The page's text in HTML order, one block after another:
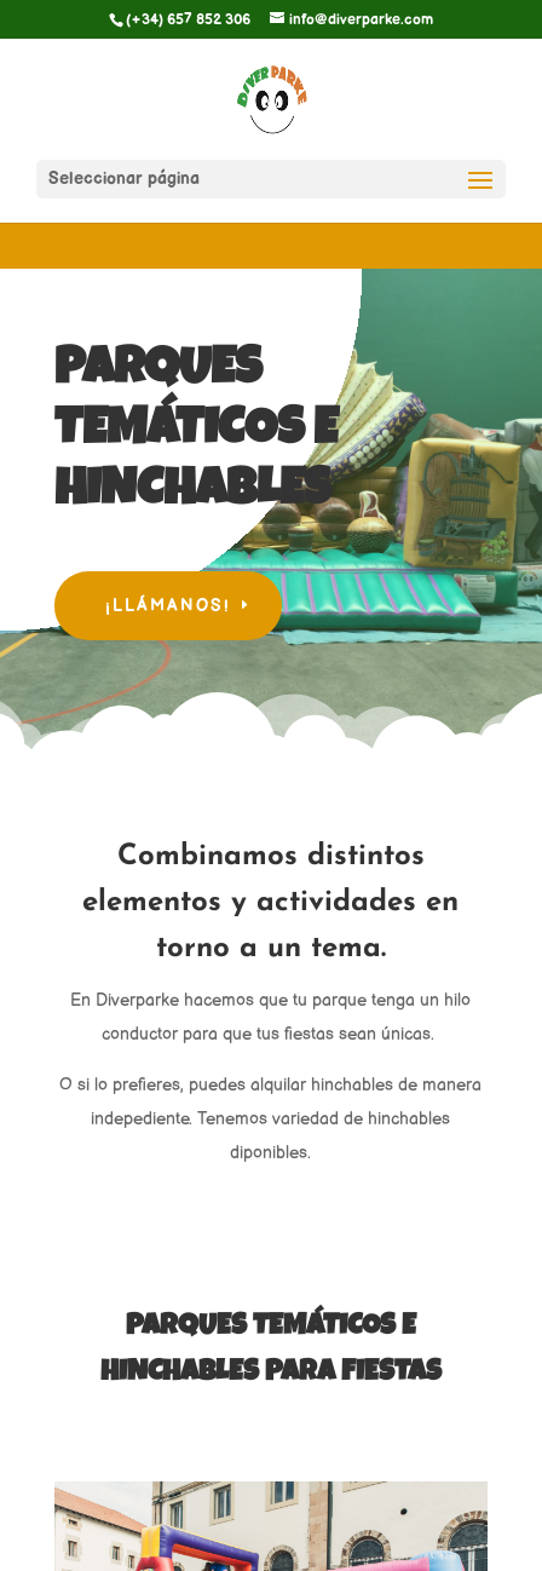
(+34) 657 852 306 info@diverparke.com
Seleccionar página
PARQUES
TEMÁTICOS E
HINCHABLES
¡LLÁMANOS!
Combinamos distintos
elementos y actividades en
torno a un tema.
En Diverparke hacemos que tu parque tenga un hilo
conductor para que tus fiestas sean únicas.
O si lo prefieres, puedes alquilar hinchables de manera
indepediente. Tenemos variedad de hinchables
diponibles.
PARQUES TEMÁTICOS E
HINCHABLES PARA FIESTAS